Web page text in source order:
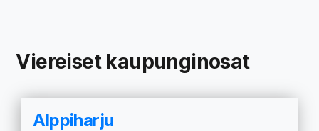
Viereiset kaupunginosat
Alppiharju